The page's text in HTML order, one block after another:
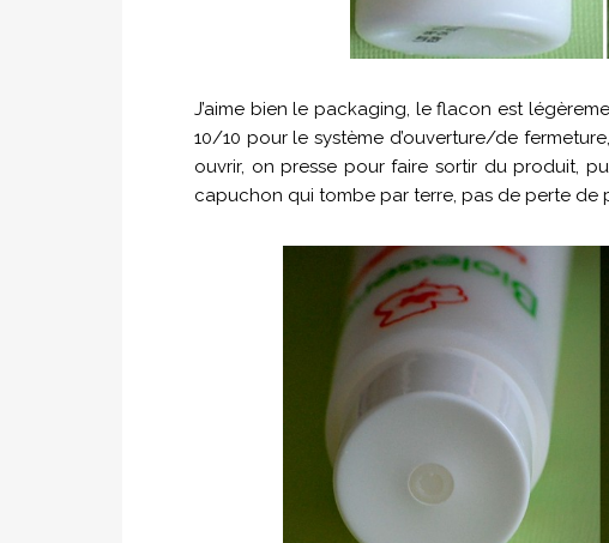
J’aime bien le packaging, le flacon est
10/10 pour le système d’ouverture/de
ouvrir, on presse pour faire sortir du produit,
capuchon qui tombe par terre, pas de perte de